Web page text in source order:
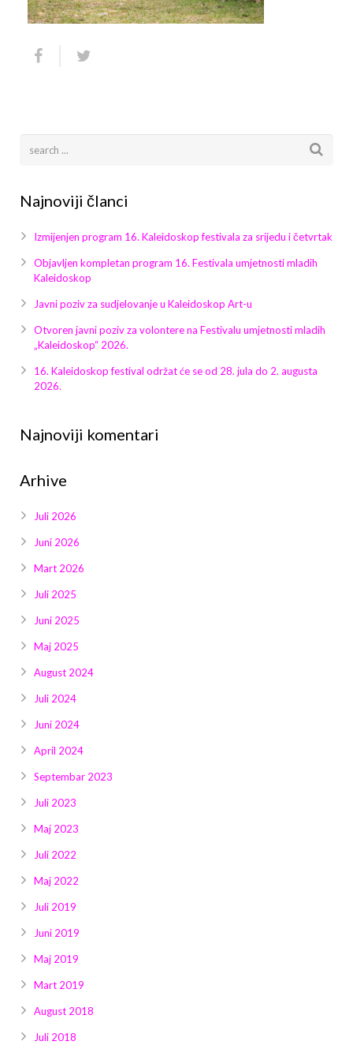
Video 2012
Video 2016
Video 2018
Galerija 2011
Galerija 2015
Galerija 2017
Galerija 2022
Galerija 2023
Kontakt
Najnoviji članci
Izmijenjen program 16. Kaleidoskop festivala za srijedu i četvrtak
Objavljen kompletan program 16. Festivala umjetnosti mladih
Kaleidoskop
Javni poziv za sudjelovanje u Kaleidoskop Art-u
Otvoren javni poziv za volontere na Festivalu umjetnosti mladih
„Kaleidoskop“ 2026.
16. Kaleidoskop festival održat će se od 28. jula do 2. augusta
2026.
Najnoviji komentari
Arhive
Juli 2026
Juni 2026
Mart 2026
Juli 2025
Juni 2025
Maj 2025
August 2024
Juli 2024
Juni 2024
April 2024
Septembar 2023
Juli 2023
Maj 2023
Juli 2022
Maj 2022
Juli 2019
Juni 2019
Maj 2019
Mart 2019
August 2018
Juli 2018